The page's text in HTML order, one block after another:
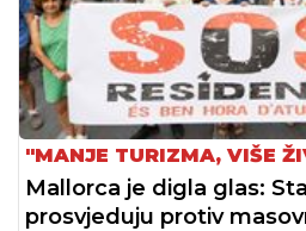
"MANJE TURIZMA, VIŠE
Mallorca je digla glas:
prosvjeduju protiv